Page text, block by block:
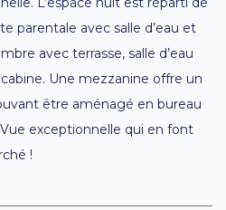
parentale avec salle d’eau et
avec terrasse, salle d’eau
Une mezzanine offre un
être aménagé en bureau
exceptionnelle qui en font
!